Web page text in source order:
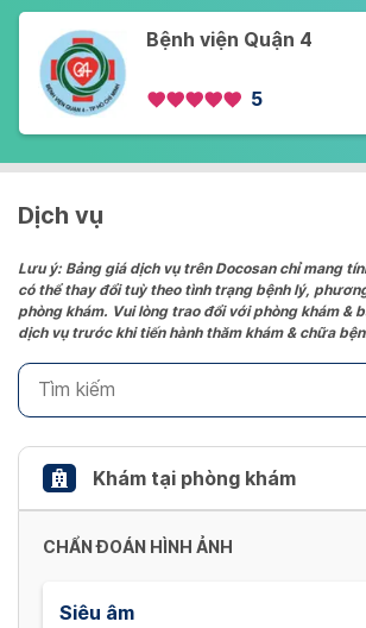
Bệnh viện Quận 4
5
Dịch vụ
Lưu ý: Bảng giá dịch vụ trên Docosan chỉ mang
có thể thay đổi tuỳ theo tình trạng bệnh lý,
phòng khám. Vui lòng trao đổi với phòng khám &
dịch vụ trước khi tiến hành thăm khám & chữa
Khám tại phòng khám
CHẨN ĐOÁN HÌNH ẢNH
Siêu âm